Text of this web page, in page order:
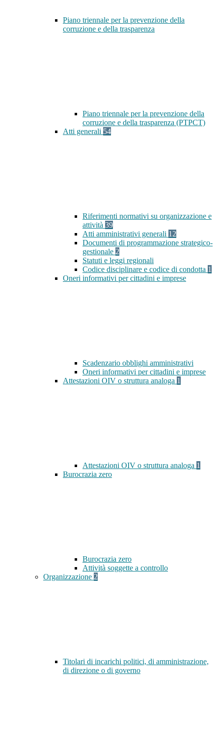
Piano triennale per la prevenzione della
corruzione e della trasparenza
Piano triennale per la prevenzione della
corruzione e della trasparenza (PTPCT)
Atti generali 54
Riferimenti normativi su organizzazione e
attività 39
Atti amministrativi generali 12
Documenti di programmazione strategico-
gestionale 2
Statuti e leggi regionali
Codice disciplinare e codice di condotta 1
Oneri informativi per cittadini e imprese
Scadenzario obblighi amministrativi
Oneri informativi per cittadini e imprese
Attestazioni OIV o struttura analoga 1
Attestazioni OIV o struttura analoga 1
Burocrazia zero
Burocrazia zero
Attività soggette a controllo
Organizzazione 2
Titolari di incarichi politici, di amministrazione,
di direzione o di governo